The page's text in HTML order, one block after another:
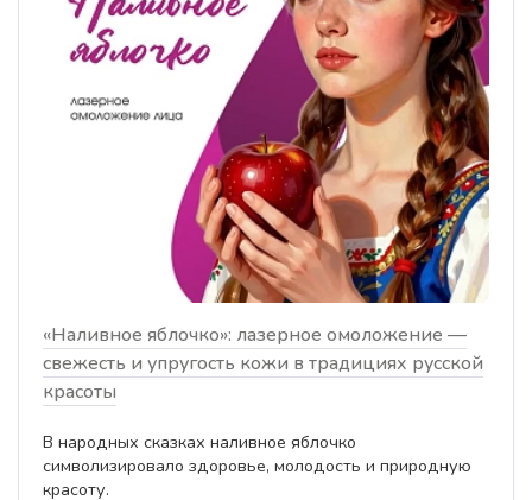
«Наливное яблочко»: лазерное омоложение —
свежесть и упругость кожи в традициях русской
красоты
В народных сказках наливное яблочко
символизировало здоровье, молодость и природную
красоту.